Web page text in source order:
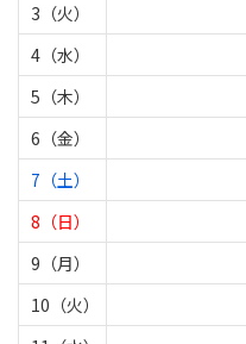
3（火）
4（水）
5（木）
6（金）
7（土）
8（日）
9（月）
10（火）